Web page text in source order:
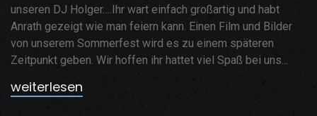
unseren DJ Holger….Ihr wart einfach großartig und habt
Anrath gezeigt wie man feiern kann. Einen Film und Bilder
von unserem Sommerfest wird es zu einem späteren
Zeitpunkt geben. Wir hoffen ihr hattet viel Spaß bei uns...
weiterlesen